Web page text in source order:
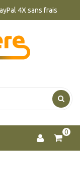
4X sans frais
0